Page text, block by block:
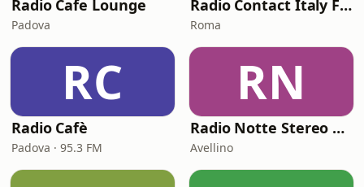
Radio Cafe Lounge
Padova
Radio Contact Italy Funky Soul Disco
Roma
RC
Radio Cafè
Padova · 95.3 FM
RN
Radio Notte Stereo web
Avellino